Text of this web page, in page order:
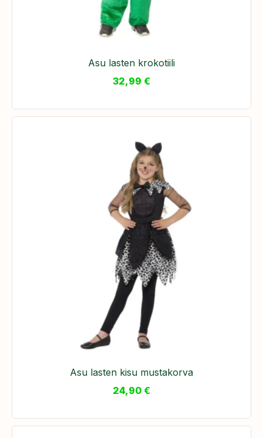
Asu lasten krokotiili
32,99 €
Asu lasten kisu mustakorva
24,90 €